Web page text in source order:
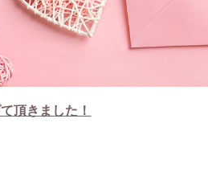
頂きました！